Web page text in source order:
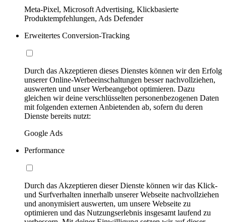
Meta-Pixel, Microsoft Advertising, Klickbasierte
Produktempfehlungen, Ads Defender
Erweitertes Conversion-Tracking
Durch das Akzeptieren dieses Dienstes können wir den Erfolg
unserer Online-Werbeeinschaltungen besser nachvollziehen,
auswerten und unser Werbeangebot optimieren. Dazu
gleichen wir deine verschlüsselten personenbezogenen Daten
mit folgenden externen Anbietenden ab, sofern du deren
Dienste bereits nutzt:
Google Ads
Performance
Durch das Akzeptieren dieser Dienste können wir das Klick-
und Surfverhalten innerhalb unserer Webseite nachvollziehen
und anonymisiert auswerten, um unsere Webseite zu
optimieren und das Nutzungserlebnis insgesamt laufend zu